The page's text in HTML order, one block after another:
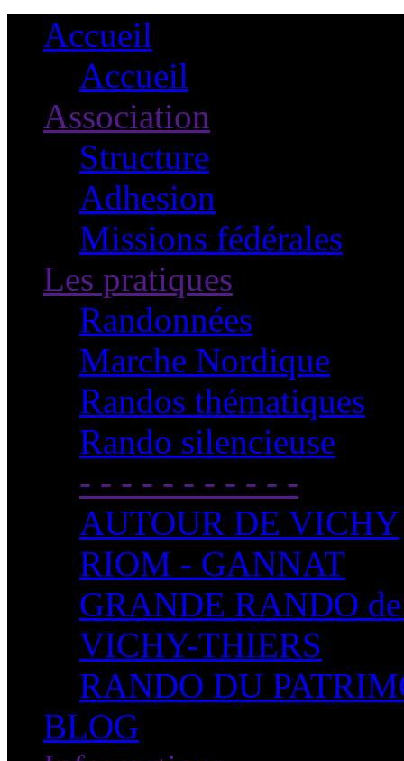
Accueil
Accueil
Association
Structure
Adhesion
Missions fédérales
Les pratiques
Randonnées
Marche Nordique
Randos thématiques
Rando silencieuse
- - - - - - - - - - -
AUTOUR DE VICHY
RIOM - GANNAT
GRANDE RANDO
VICHY-THIERS
RANDO DU
BLOG